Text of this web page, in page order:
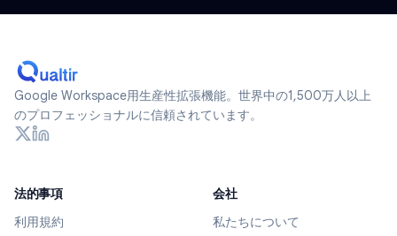
Google Workspace用生産性拡張機能。世界中の1,500万人以上
のプロフェッショナルに信頼されています。
法的事項
利用規約
会社
私たちについて